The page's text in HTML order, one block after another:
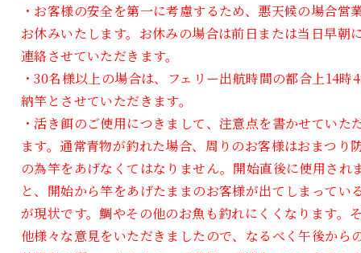
・お客様の安全を第一に考慮するため、悪天候の場合営
お休みいたします。お休みの場合は前日または当日早朝
連絡させていただきます。
・30名様以上の場合は、フェリー出航時間の都合上14時
納竿とさせていただきます。
・活き餌のご使用につきまして、注意点を書かせていた
ます。通常青物が釣れた場合、周りのお客様はおまつり
の為竿をあげなくてはなりません。開始直後に使用され
と、開始から竿をあげたままのお客様が出てしまってい
が現状です。鯛やその他のお魚も釣れにくくなります。
他様々な意見をいただきましたので、なるべく午後から